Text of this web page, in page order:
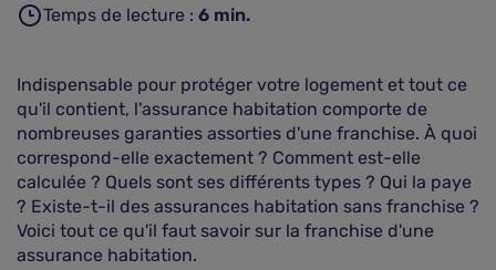
Temps de lecture : 6 min.
Indispensable pour protéger votre logement et tout ce
qu'il contient, l'assurance habitation comporte de
nombreuses garanties assorties d'une franchise. À quoi
correspond-elle exactement ? Comment est-elle
calculée ? Quels sont ses différents types ? Qui la paye
? Existe-t-il des assurances habitation sans franchise ?
Voici tout ce qu'il faut savoir sur la franchise d'une
assurance habitation.